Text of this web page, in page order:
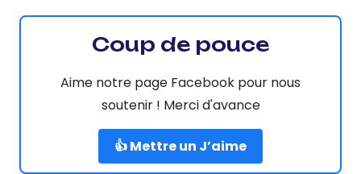
Coup de pouce
Aime notre page Facebook pour nous
soutenir ! Merci d'avance
👍 Mettre un J’aime